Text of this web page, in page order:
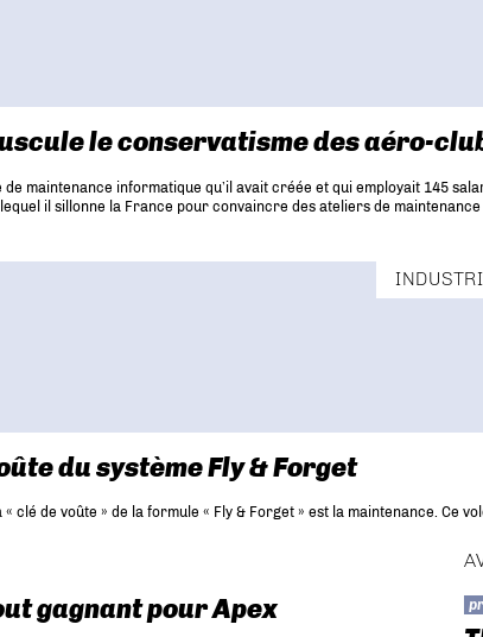
le conservatisme des aéro-
maintenance informatique qu’il avait créée et qui employait 145
il sillonne la France pour convaincre des ateliers de
du système Fly & Forget
clé de voûte » de la formule « Fly & Forget » est la maintenance. Ce
gagnant pour Apex